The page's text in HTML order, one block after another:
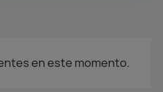
en este momento.